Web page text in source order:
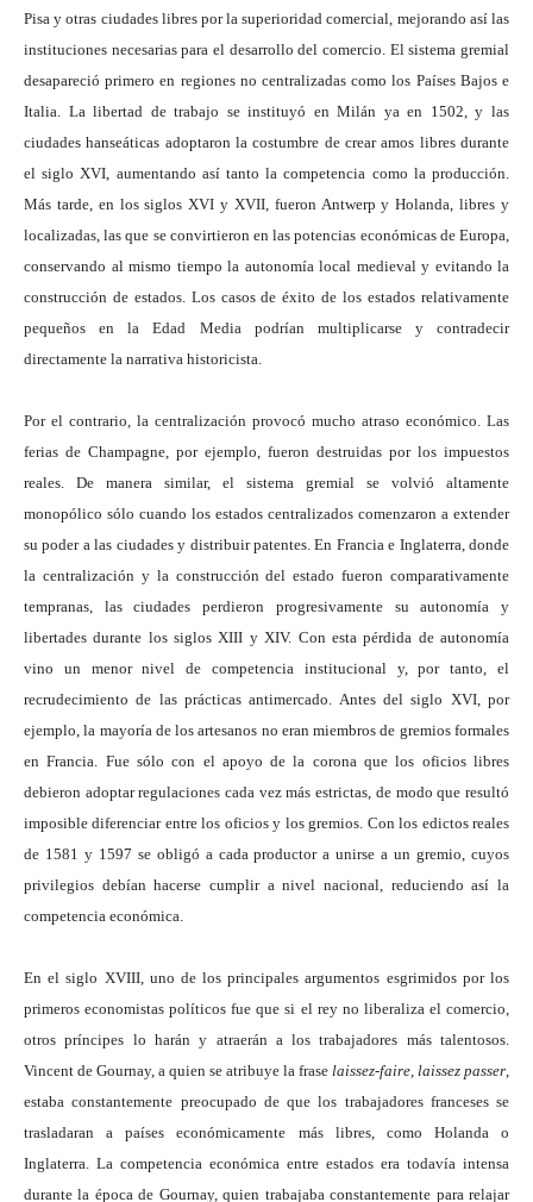
Pisa y otras ciudades libres por la superioridad comercial, mejorando así las
instituciones necesarias para el desarrollo del comercio. El sistema gremial
desapareció primero en regiones no centralizadas como los Países Bajos e
Italia. La libertad de trabajo se instituyó en Milán ya en 1502, y las
ciudades hanseáticas adoptaron la costumbre de crear amos libres durante
el siglo XVI, aumentando así tanto la competencia como la producción.
Más tarde, en los siglos XVI y XVII, fueron Antwerp y Holanda, libres y
localizadas, las que se convirtieron en las potencias económicas de Europa,
conservando al mismo tiempo la autonomía local medieval y evitando la
construcción de estados. Los casos de éxito de los estados relativamente
pequeños en la Edad Media podrían multiplicarse y contradecir
directamente la narrativa historicista.
Por el contrario, la centralización provocó mucho atraso económico. Las
ferias de Champagne, por ejemplo, fueron destruidas por los impuestos
reales. De manera similar, el sistema gremial se volvió altamente
monopólico sólo cuando los estados centralizados comenzaron a extender
su poder a las ciudades y distribuir patentes. En Francia e Inglaterra, donde
la centralización y la construcción del estado fueron comparativamente
tempranas, las ciudades perdieron progresivamente su autonomía y
libertades durante los siglos XIII y XIV. Con esta pérdida de autonomía
vino un menor nivel de competencia institucional y, por tanto, el
recrudecimiento de las prácticas antimercado. Antes del siglo XVI, por
ejemplo, la mayoría de los artesanos no eran miembros de gremios formales
en Francia. Fue sólo con el apoyo de la corona que los oficios libres
debieron adoptar regulaciones cada vez más estrictas, de modo que resultó
imposible diferenciar entre los oficios y los gremios. Con los edictos reales
de 1581 y 1597 se obligó a cada productor a unirse a un gremio, cuyos
privilegios debían hacerse cumplir a nivel nacional, reduciendo así la
competencia económica.
En el siglo XVIII, uno de los principales argumentos esgrimidos por los
primeros economistas políticos fue que si el rey no liberaliza el comercio,
otros príncipes lo harán y atraerán a los trabajadores más talentosos.
Vincent de Gournay, a quien se atribuye la frase laissez-faire, laissez passer
estaba constantemente preocupado de que los trabajadores franceses se
trasladaran a países económicamente más libres, como Holanda o
Inglaterra. La competencia económica entre estados era todavía intensa
durante la época de Gournay, quien trabajaba constantemente para relajar